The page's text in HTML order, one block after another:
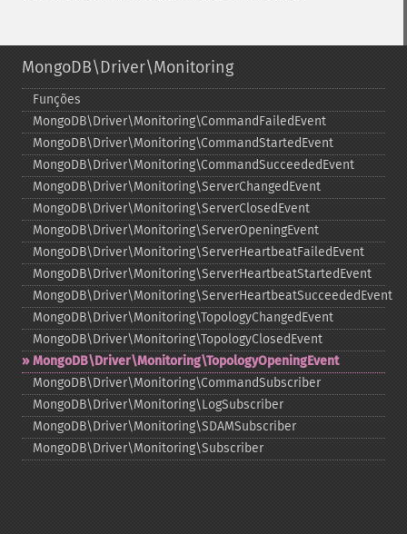
MongoDB\Driver\Monitoring
Funções
MongoDB\Driver\Monitoring\CommandFailedEvent
MongoDB\Driver\Monitoring\CommandStartedEvent
MongoDB\Driver\Monitoring\CommandSucceededEvent
MongoDB\Driver\Monitoring\ServerChangedEvent
MongoDB\Driver\Monitoring\ServerClosedEvent
MongoDB\Driver\Monitoring\ServerOpeningEvent
MongoDB\Driver\Monitoring\ServerHeartbeatFailedEvent
MongoDB\Driver\Monitoring\ServerHeartbeatStartedEvent
MongoDB\Driver\Monitoring\ServerHeartbeatSucceededEvent
MongoDB\Driver\Monitoring\TopologyChangedEvent
MongoDB\Driver\Monitoring\TopologyClosedEvent
MongoDB\Driver\Monitoring\TopologyOpeningEvent
MongoDB\Driver\Monitoring\CommandSubscriber
MongoDB\Driver\Monitoring\LogSubscriber
MongoDB\Driver\Monitoring\SDAMSubscriber
MongoDB\Driver\Monitoring\Subscriber